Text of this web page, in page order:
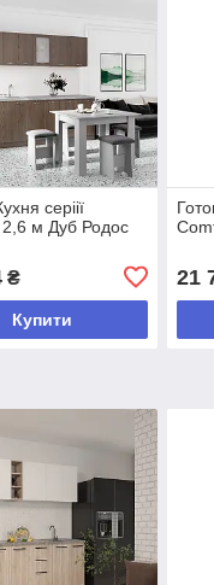
серіії
м Дуб Родос
₴
Купити
21